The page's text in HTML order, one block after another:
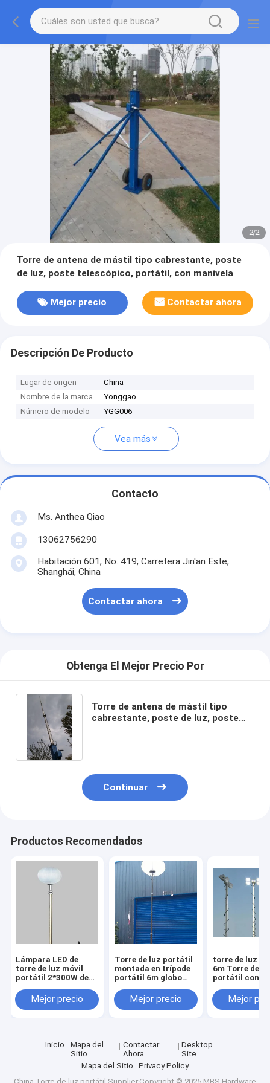
2/2
Torre de antena de mástil tipo cabrestante, poste
de luz, poste telescópico, portátil, con manivela
Mejor precio Contactar ahora
Descripción De Producto
Lugar de origen
China
Nombre de la marca
Yonggao
Número de modelo
YGG006
Vea más
Contacto
Ms. Anthea Qiao
13062756290
Habitación 601, No. 419, Carretera Jin'an Este,
Shanghái, China
Contactar ahora
Obtenga El Mejor Precio Por
Torre de antena de mástil tipo
cabrestante, poste de luz, poste
Continuar
Productos Recomendados
Lámpara LED de
torre de luz móvil
portátil 2*300W de
24V de luz solar
móvil
Mejor precio
Torre de luz portátil
montada en trípode
portátil 6m globo
móvilMejor precio
torre de luz
6m Torre de
portátil con
pies montado
Mejor
Inicio
Mapa del
Sitio
Contactar
Ahora
Desktop
Site
Mapa del Sitio
Privacy Policy